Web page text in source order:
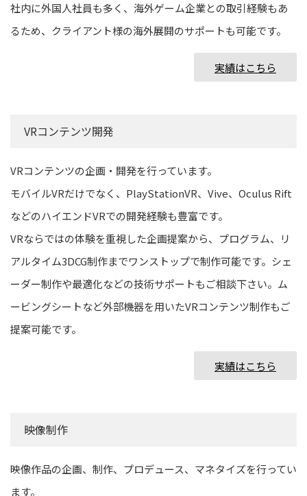
社内に外国人社員も多く、海外ゲーム企業との取引経験もあ
るため、クライアント様の海外展開のサポートも可能です。
実績はこちら
VRコンテンツ開発
VRコンテンツの企画・開発を行っています。
モバイルVRだけでなく、PlayStationVR、Vive、Oculus Rift
などのハイエンドVRでの開発経験も豊富です。
VRならではの体験を重視した企画提案から、プログラム、リ
アルタイム3DCG制作までワンストップで制作可能です。シェ
ーダー制作や最適化などの技術サポートもご相談下さい。ム
ービングシートなど外部機器を用いたVRコンテンツ制作もご
提案可能です。
実績はこちら
映像制作
映像作品の企画、制作、プロデュース、マネタイズを行ってい
ます。